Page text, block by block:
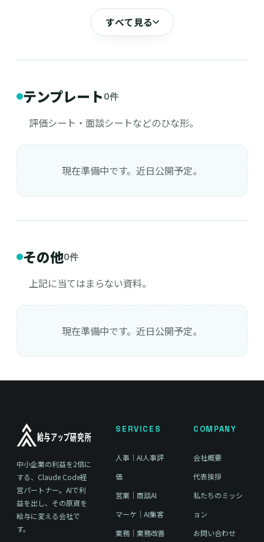
すべて見る
テンプレート0件
評価シート・面談シートなどのひな形。
現在準備中です。近日公開予定。
その他0件
上記に当てはまらない資料。
現在準備中です。近日公開予定。
中小企業の利益を2倍に
する、Claude Code経
営パートナー。AIで利
益を出し、その原資を
給与に変える会社で
す。
SERVICES
人事｜AI人事評
価
営業｜商談AI
マーケ｜AI集客
業務｜業務改善
COMPANY
会社概要
代表挨拶
私たちのミッシ
ョン
お問い合わせ